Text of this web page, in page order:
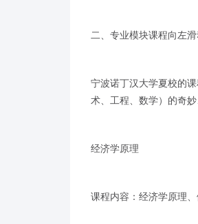
二、专业模块课程向左
宁波诺丁汉大学夏校的
术、工程、数学）的奇
经济学原理
课程内容：经济学原理